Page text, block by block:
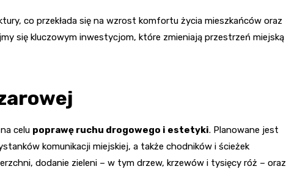
co przekłada się na wzrost komfortu życia mieszkańców oraz
się kluczowym inwestycjom, które zmieniają przestrzeń miejską
celu poprawę ruchu drogowego i estetyki. Planowane jest
komunikacji miejskiej, a także chodników i ścieżek
dodanie zieleni – w tym drzew, krzewów i tysięcy róż – oraz